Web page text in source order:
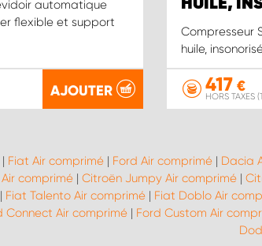
automatique
flexible et support
AJOUTER
HUILE,
Compresseur
huile,
417€
HORS TAXES
| Fiat Air comprimé | Ford Air comprimé | Dacia
comprimé| Citroën Jumpy Air comprimé|
| Fiat Talento Air comprimé | Fiat Doblo Air
Connect Air comprimé | Ford Custom Air